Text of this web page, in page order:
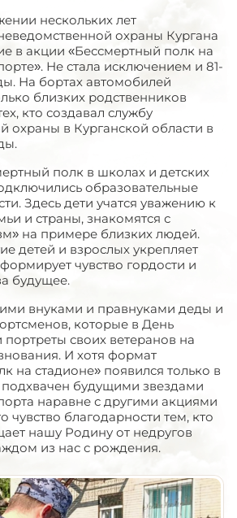
нескольких лет
охраны Кургана
в акции «Бессмертный полк на
Не стала исключением и 81-
На бортах автомобилей
близких родственников
кто создавал службу
охраны в Курганской области в
полк в школах и детских
образовательные
Здесь дети учатся уважению к
и страны, знакомятся с
на примере близких людей.
детей и взрослых укрепляет
чувство гордости и
будущее.
внуками и правнуками деды и
которые в День
своих ветеранов на
И хотя формат
на стадионе» появился только в
будущими звездами
наравне с другими акциями
чувство благодарности тем, кто
нашу Родину от недругов
из нас с рождения.